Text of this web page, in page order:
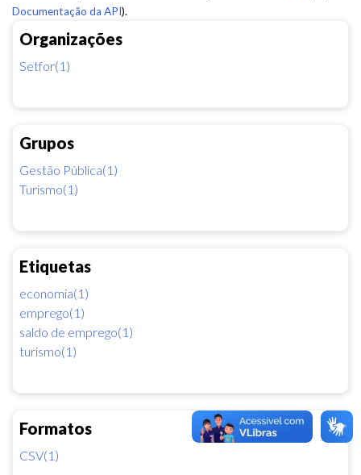
Organizações
Setfor(1)
Grupos
Gestão Pública(1)
Turismo(1)
Etiquetas
economia(1)
emprego(1)
saldo de emprego(1)
turismo(1)
Formatos
CSV(1)
Documentação da API).